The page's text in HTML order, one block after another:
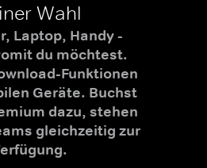
Wahl
Laptop, Handy -
du möchtest.
Funktionen
Geräte. Buchst
dazu, stehen
gleichzeitig zur